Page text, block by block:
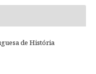
de História